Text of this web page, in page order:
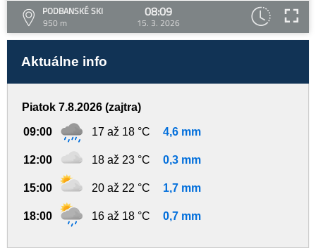
PODBANSKÉ SKI
950 m
08:09
15. 3. 2026
Aktuálne info
Piatok 7.8.2026 (zajtra)
09:00 17 až 18 °C 4,6 mm
12:00 18 až 23 °C 0,3 mm
15:00 20 až 22 °C 1,7 mm
18:00 16 až 18 °C 0,7 mm